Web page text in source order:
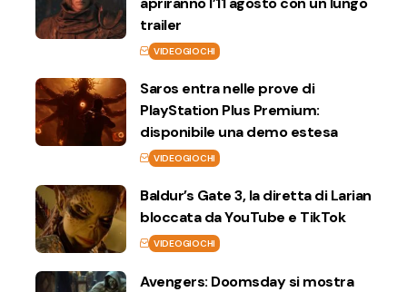
trailer
VIDEOGIOCHI
Saros entra nelle prove di
PlayStation Plus Premium:
disponibile una demo estesa
VIDEOGIOCHI
Baldur’s Gate 3, la diretta di Larian
bloccata da YouTube e TikTok
VIDEOGIOCHI
Avengers: Doomsday si mostra